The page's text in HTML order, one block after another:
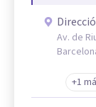
Av. de
+1